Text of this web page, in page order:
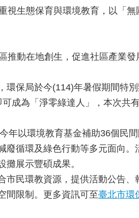
生態保育與環境教育，以「無
推動在地創生，促進社區產業
保局於今(114)年暑假期間特
成為「淨零綠達人」，本次共
年以環境教育基金補助36個民
循環及綠色行動等多元面向
展示豐碩成果。
民環教資源，提供活動公告、
間限制。更多資訊可至臺北市環